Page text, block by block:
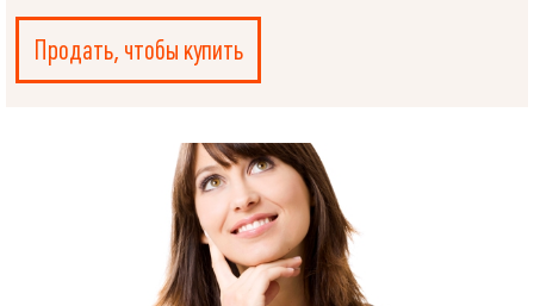
Продать, чтобы купить